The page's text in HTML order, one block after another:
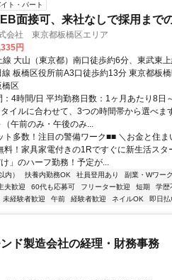
ト・パート
面接可、来社なしで採用まで
会社 東京都板橋区エリア
円
線 大山（東京都）南口徒歩約6分、東武東
板橋区役所前A3口徒歩約13分 東京都板
武練馬駅、上板橋駅、ときわ台駅、中板橋
区
4時間/日 平均勤務日数：1ヶ月あたり8日
イルに合わせて、3つの時間帯から選べま
午前のみ・午後のみ...
ト多数！注目の警備ワーク■■ ＼お金と住ま
料！家具家電付きの1Rですぐに新生活スタ
」のハーフ勤務！予定が...
内） 扶養内勤務OK 社員登用あり 副業・Wワー
夫歓迎 60代も応募可 フリーター歓迎 短期 学歴
未経験者歓迎 午前 経験者歓迎 ネイルOK 即日払
ド製造会社の経理・財務事務